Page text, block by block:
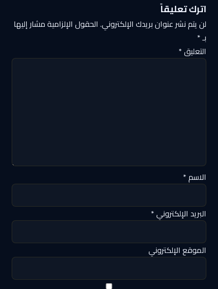
اترك تعليقاً
لن يتم نشر عنوان بريدك الإلكتروني. الحقول الإلزامية مشار إليها
بـ*
التعليق*
الاسم*
البريد الإلكتروني*
الموقع الإلكتروني